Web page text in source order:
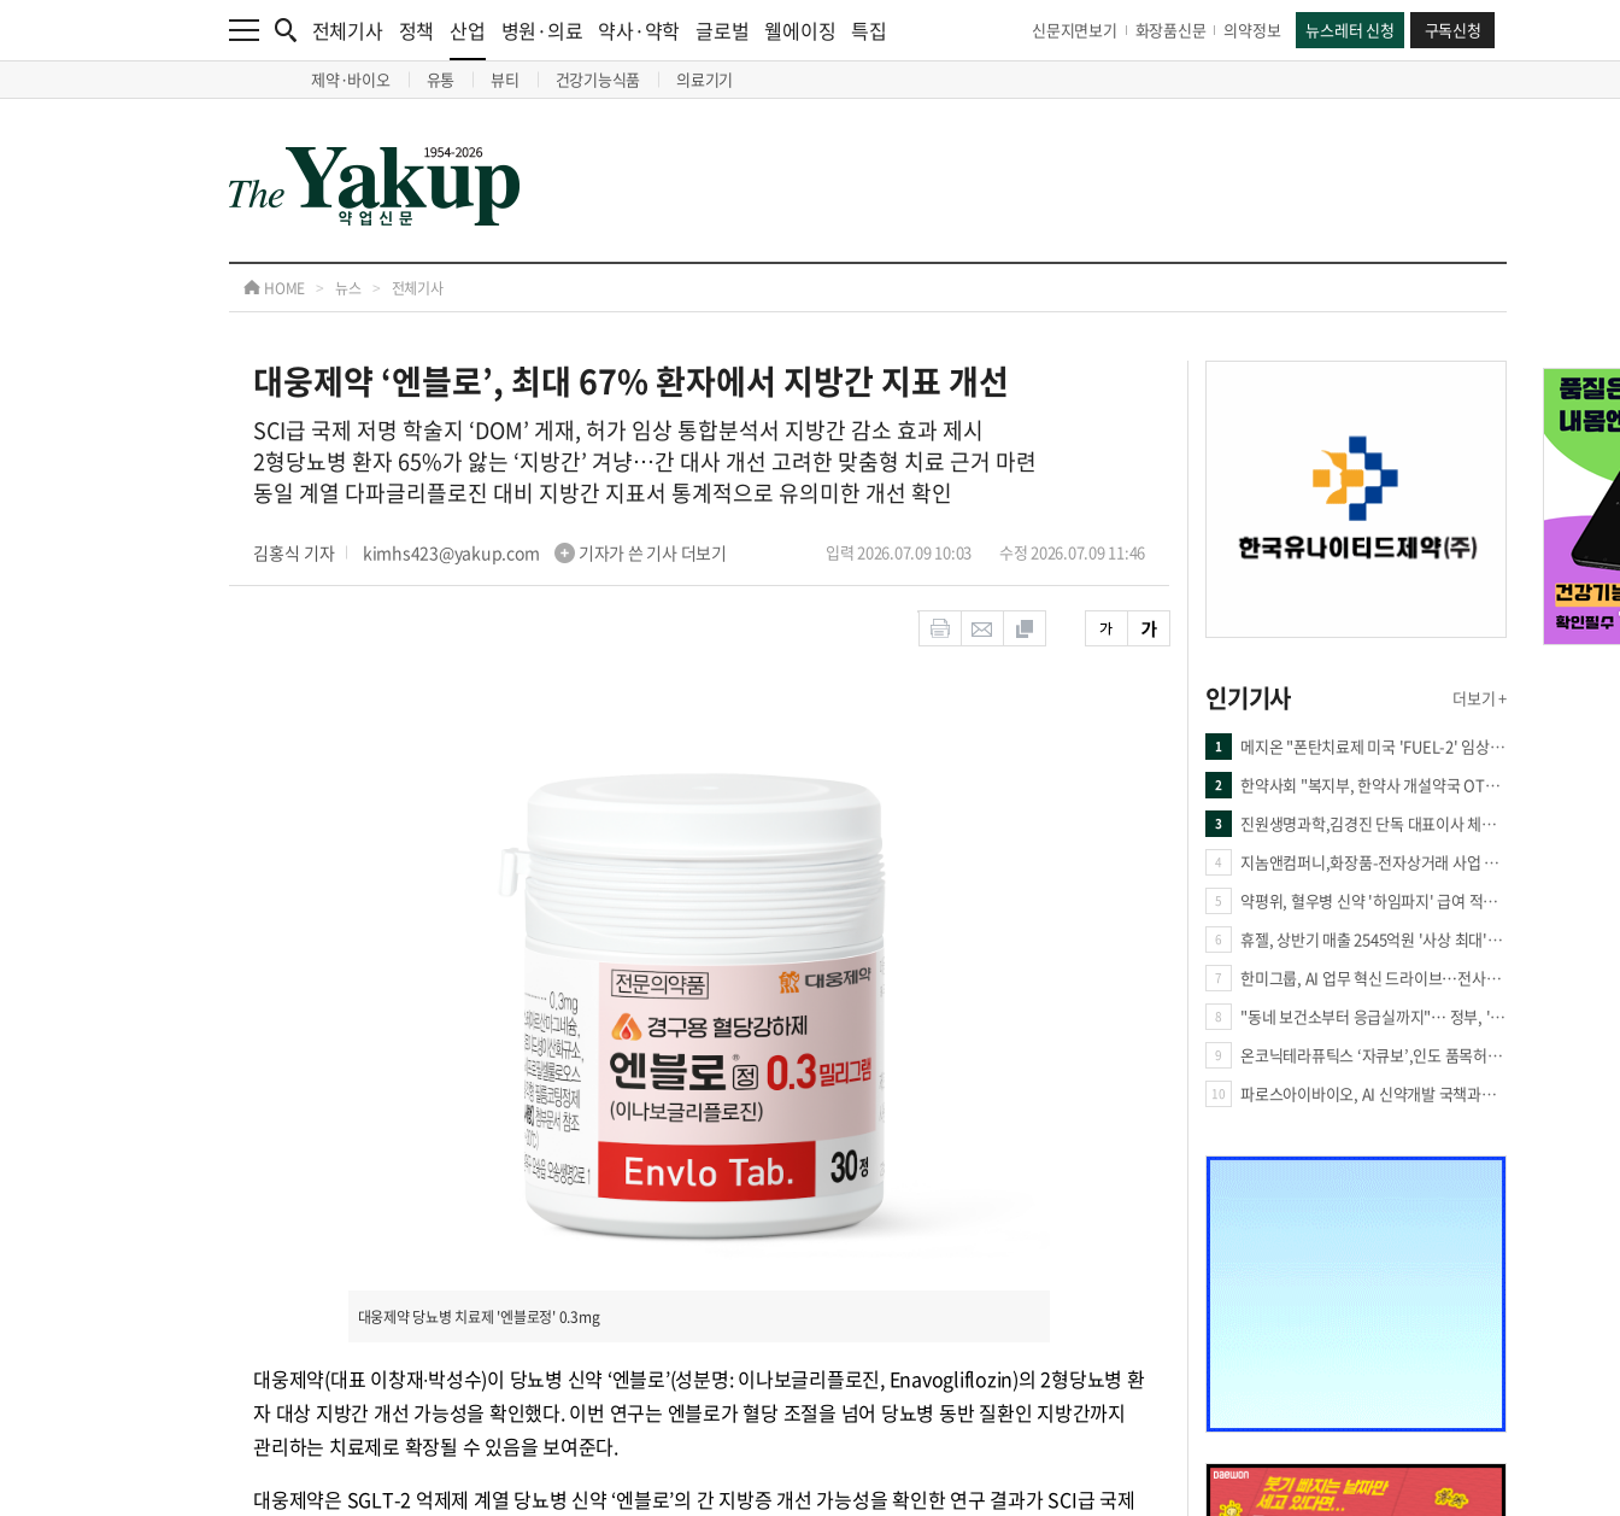
전체기사 정책 산업
제약·바이오 유통 뷰티 건강기능식품 의료기기
병원·의료 약사·약학 글로벌 웰에이징 특집 신문지면보기 화장품신문 의약정보 뉴스레터 신청 구독신청
HOME > 뉴스 > 전체기사
대웅제약 ‘엔블로’, 최대 67% 환자에서 지방간 지표 개선
SCI급 국제 저명 학술지 ‘DOM’ 게재, 허가 임상 통합분석서 지방간 감소 효과 제시
2형당뇨병 환자 65%가 앓는 ‘지방간’ 겨냥…간 대사 개선 고려한 맞춤형 치료 근거 마련
동일 계열 다파글리플로진 대비 지방간 지표서 통계적으로 유의미한 개선 확인
김홍식 기자 kimhs423@yakup.com 기자가 쓴 기사 더보기 입력 2026.07.09 10:03 수정 2026.07.09 11:46
대웅제약 당뇨병 치료제 '엔블로정' 0.3mg
대웅제약(대표 이창재∙박성수)이 당뇨병 신약 ‘엔블로’(성분명: 이나보글리플로진, Enavogliflozin)의 2형당뇨병 환
자 대상 지방간 개선 가능성을 확인했다. 이번 연구는 엔블로가 혈당 조절을 넘어 당뇨병 동반 질환인 지방간까지
관리하는 치료제로 확장될 수 있음을 보여준다.
대웅제약은 SGLT-2 억제제 계열 당뇨병 신약 ‘엔블로’의 간 지방증 개선 가능성을 확인한 연구 결과가 SCI급 국제
인기기사 더보기 +
1 메지온 "폰탄치료제 미국 'FUEL-2' 임상 프로토콜 영국 승인"
2 한약사회 "복지부, 한약사 개설약국 OTC 공급 방해 더는 방관 말아야"
3 진원생명과학,김경진 단독 대표이사 체제 돌입
4 지놈앤컴퍼니,화장품-전자상거래 사업 진출
5 약평위, 혈우병 신약 '하임파지' 급여 적정성 인정…조건부 통과
6 휴젤, 상반기 매출 2545억원 '사상 최대'…미국 투자 속 성장세 지속
7 한미그룹, AI 업무 혁신 드라이브…전사적 AI 활용 문화 구축
8 "동네 보건소부터 응급실까지"… 정부, 'AI 기본의료 전략' 의료공백 메운다
9 온코닉테라퓨틱스 ‘자큐보’,인도 품목허가...14억 시장 진출
10 파로스아이바이오, AI 신약개발 국책과제 잇단 선정…‘케미버스’ 경쟁력 입증